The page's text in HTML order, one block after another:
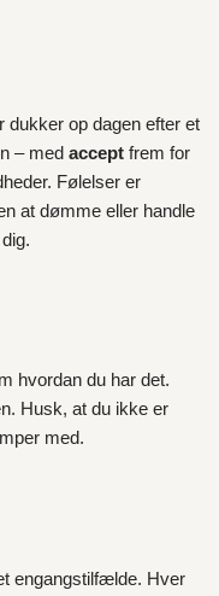
dukker op dagen efter et
– med accept frem for
Følelser er
at dømme eller handle
hvordan du har det.
Husk, at du ikke er
med.
engangstilfælde. Hver